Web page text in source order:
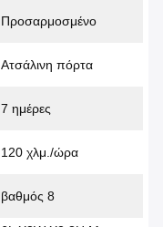
Προσαρμοσμένο
Ατσάλινη πόρτα
7 ημέρες
120 χλμ./ώρα
βαθμός 8